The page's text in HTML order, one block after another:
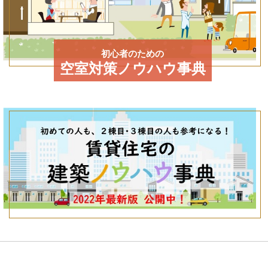
初心者のための
空室対策ノウハウ事典